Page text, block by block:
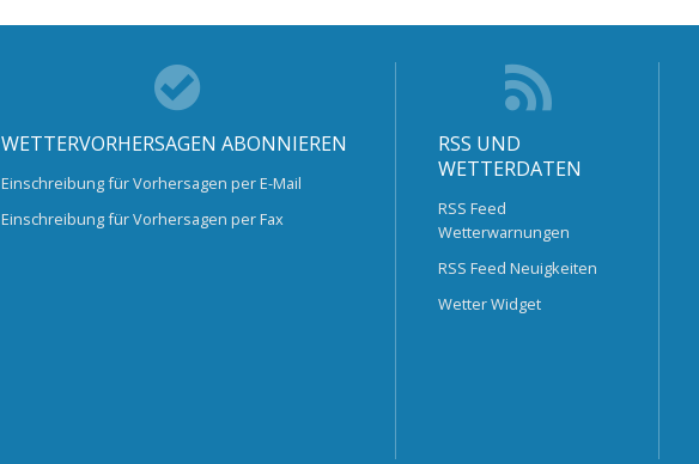
WETTERVORHERSAGEN ABONNIEREN
Einschreibung für Vorhersagen per E-Mail
Einschreibung für Vorhersagen per Fax
RSS UND
WETTERDATEN
RSS Feed
Wetterwarnungen
RSS Feed Neuigkeiten
Wetter Widget